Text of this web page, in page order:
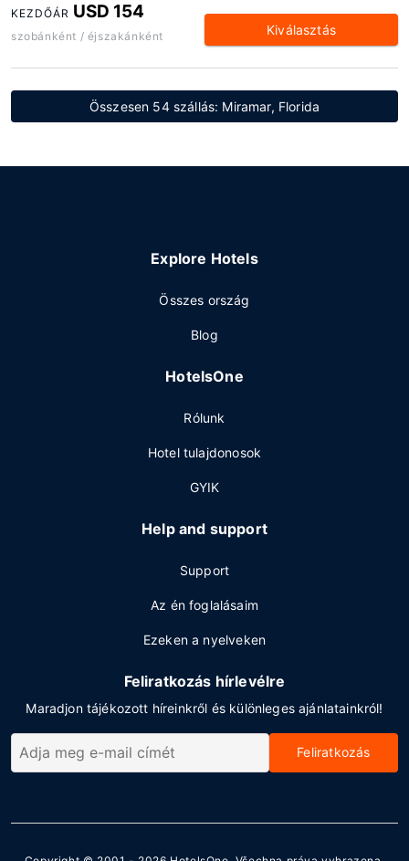
KEZDŐÁR USD 154
szobánként / éjszakánként Kiválasztás
Összesen 54 szállás: Miramar, Florida
Explore Hotels
Összes ország
Blog
HotelsOne
Rólunk
Hotel tulajdonosok
GYIK
Help and support
Support
Az én foglalásaim
Ezeken a nyelveken
Feliratkozás hírlevélre
Maradjon tájékozott híreinkről és különleges ajánlatainkról!
Feliratkozás